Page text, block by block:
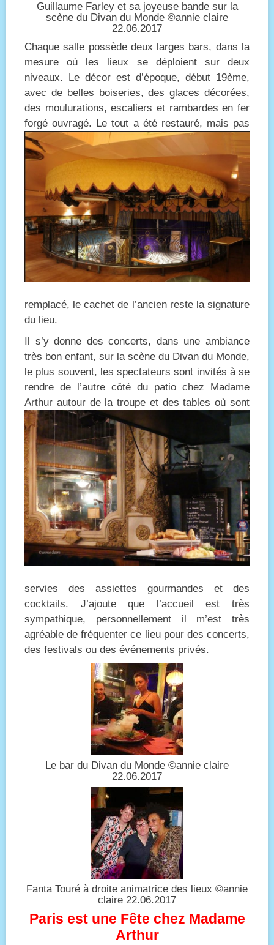
Guillaume Farley et sa joyeuse bande sur la
scène du Divan du Monde ©annie claire
22.06.2017
Chaque salle possède deux larges bars, dans la
mesure où les lieux se déploient sur deux
niveaux. Le décor est d’époque, début 19ème,
avec de belles boiseries, des glaces décorées,
des moulurations, escaliers et rambardes en fer
forgé ouvragé. Le tout a été restauré, mais pas
remplacé, le cachet de l’ancien reste la signature
du lieu.
Il s’y donne des concerts, dans une ambiance
très bon enfant, sur la scène du Divan du Monde,
le plus souvent, les spectateurs sont invités à se
rendre de l’autre côté du patio chez Madame
Arthur autour de la troupe et des tables où sont
servies des assiettes gourmandes et des
cocktails. J’ajoute que l’accueil est très
sympathique, personnellement il m’est très
agréable de fréquenter ce lieu pour des concerts,
des festivals ou des événements privés.
Le bar du Divan du Monde ©annie claire
22.06.2017
Fanta Touré à droite animatrice des lieux ©annie
claire 22.06.2017
Paris est une Fête chez Madame
Arthur